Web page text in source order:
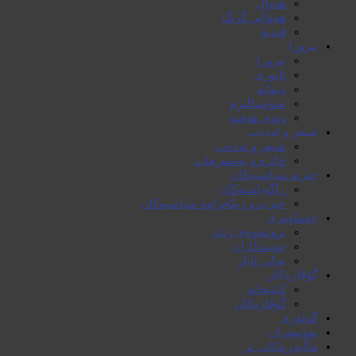
هەواڵ
هەواڵی گرنگ
ڤیدیۆ
بیروڕا
بیروڕا
ئابوری
دیمانە
سۆشیالیزم
وتەی هەفتە
شیعر و ئەدەب
شیعر و ئەدەب
خاترە و بەسەرهات
حیزبە سیاسیەکان
ڕاگەیاندنەکان
حیزب و ریکخراوە سیاسیەکان
جەماوەری
بزوتنەوەی ژنان
خویند‌کاران
یەکی ئایار
گۆڤارەکان
کتێبخانە
گۆڤارەکان
گەلەری
نووسەران
ماڵپەڕەکانی تر